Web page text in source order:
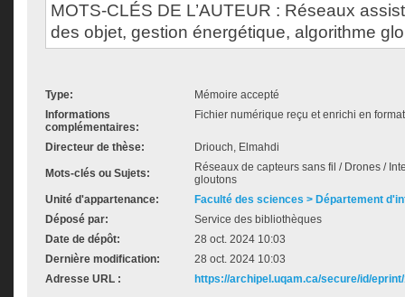
MOTS-CLÉS DE L’AUTEUR : Réseaux
des objet, gestion énergétique, algorithme
Type:
Mémoire accepté
Informations
complémentaires:
Fichier numérique reçu et enrichi en
Directeur de thèse: Driouch, Elmahdi
Mots-clés ou Sujets:
Réseaux de capteurs sans fil / Drones /
gloutons
Unité d'appartenance:
Faculté des sciences > Département
Déposé par:
Service des bibliothèques
Date de dépôt:
28 oct. 2024 10:03
Dernière modification:
28 oct. 2024 10:03
Adresse URL :
https://archipel.uqam.ca/secure/id/